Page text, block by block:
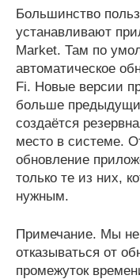
Большинство
устанавливают
Market. Там по
автоматическое
Fi. Новые версии
больше
создаётся
место в системе.
обновление
только те из них,
нужным.
Примечание. Мы
отказываться от
промежуток